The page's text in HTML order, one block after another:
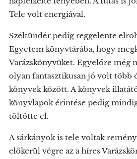
Tele volt energiával.
Széltündér pedig reggelente
Egyetem könyvtárába, hogy
Varázskönyvüket. Egyelőre még
olyan fantasztikusan jó volt több
könyvek között. A könyvek
könyvlapok érintése pedig
töltötte el.
A sárkányok is tele voltak
előkerül végre az a híres